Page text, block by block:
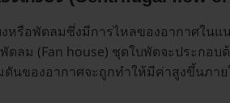
หรือพัดลมซึ่งมีการไหลของอากาศใน
ดลม (Fan house) ชุดใบพัดจะประกอบ
นของอากาศจะถูกทำให้มีค่าสูงขึ้นภาย